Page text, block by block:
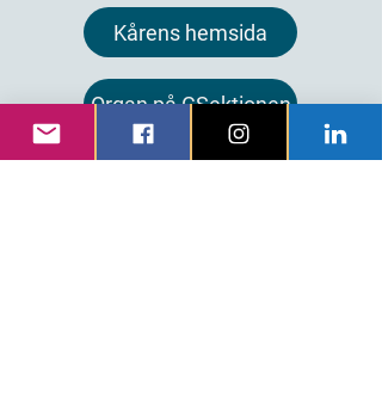
Kårens hemsida
Organ på GSektionen